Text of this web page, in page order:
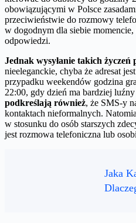
obowiązującymi w Polsce
przeciwieństwie do rozmowy
w dogodnym dla siebie
odpowiedzi.
Jednak wysyłanie takich życzeń
nieeleganckie, chyba że adresat
przypadku weekendów godzina
22:00, gdy dzień ma bardziej luźny
podkreślają również, że SMS-y
kontaktach nieformalnych.
w stosunku do osób starszych
jest rozmowa telefoniczna lub
Jaka